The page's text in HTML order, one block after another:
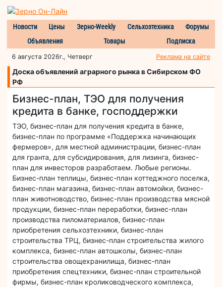
Новости Цены Зерно-Weekly Сельхозтехника
Форумы
Объявления
Товары Подписка
6 августа 2026г., Четверг Реклама на сайте
Доска объявлений аграрного рынка в Сибирском ФО
РФ
Бизнес-план, ТЭО для получения
кредита в банке, господдержки
ТЭО, бизнес-план для получения кредита в банке,
бизнес-план по программе «Поддержка начинающих
фермеров», для местной администрации, бизнес-план
для гранта, для субсидирования, для лизинга, бизнес-
план для инвесторов разработаем. Любые регионы.
Бизнес-план теплицы, бизнес-план коттеджного поселка,
бизнес-план магазина, бизнес-план автомойки, бизнес-
план животноводство, бизнес-план производства мясной
продукции, бизнес-план переработки, бизнес-план
производства пиломатериалов, бизнес-план
приобретения сельхозтехники, бизнес-план
строительства ТРЦ, бизнес-план строительства жилого
комплекса, бизнес-план автошколы, бизнес-план
строительства овощехранилища, бизнес-план
приобретения спецтехники, бизнес-план строительной
фирмы, бизнес-план кролиководческого комплекса,